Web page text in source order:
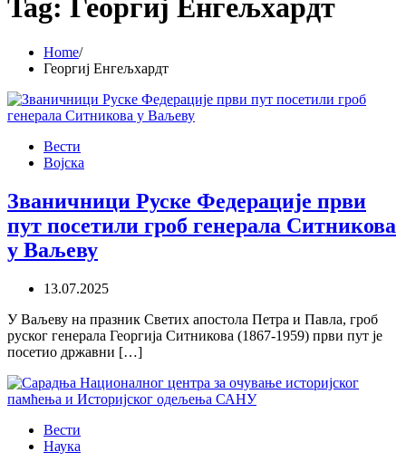
Tag: Георгиј Енгељхардт
Home
Георгиј Енгељхардт
Вести
Војска
Званичници Руске Федерације први
пут посетили гроб генерала Ситникова
у Ваљеву
13.07.2025
У Ваљеву на празник Светих апостола Петра и Павла, гроб
руског генерала Георгија Ситникова (1867-1959) први пут је
посетио државни […]
Вести
Наука